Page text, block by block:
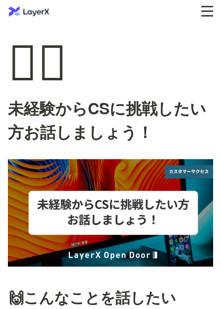
🏄‍♀️
未経験からCSに挑戦したい
方お話しましょう！
🙌こんなことを話したい